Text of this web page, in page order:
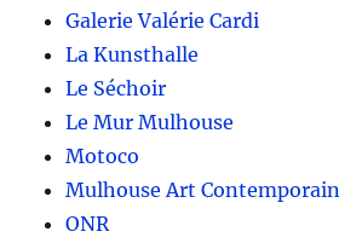
Galerie Valérie Cardi
La Kunsthalle
Le Séchoir
Le Mur Mulhouse
Motoco
Mulhouse Art Contemporain
ONR